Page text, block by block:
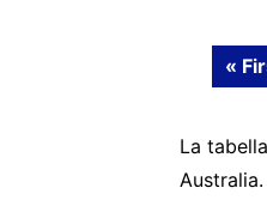
«
La